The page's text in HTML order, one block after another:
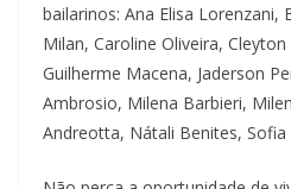
bailarinos: Ana Elisa Lorenzani,
Milan, Caroline Oliveira,
Guilherme Macena, Jaderson
Ambrosio, Milena Barbieri,
Andreotta, Nátali Benites, Sofia